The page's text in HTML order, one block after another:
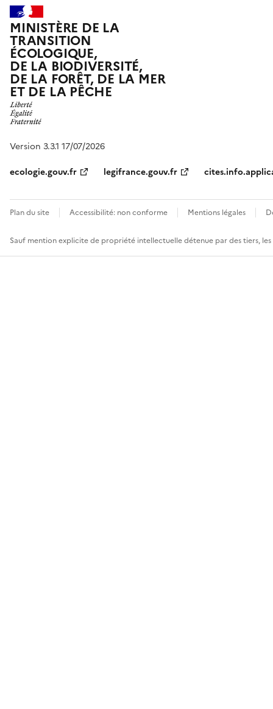
MINISTÈRE DE LA
TRANSITION
ÉCOLOGIQUE,
DE LA BIODIVERSITÉ,
DE LA FORÊT, DE LA MER
ET DE LA PÊCHE
Version 3.3.1 17/07/2026
ecologie.gouv.fr
legifrance.gouv.fr
Plan du site Accessibilité: non conforme Mentions légales
Sauf mention explicite de propriété intellectuelle détenue par des tiers,